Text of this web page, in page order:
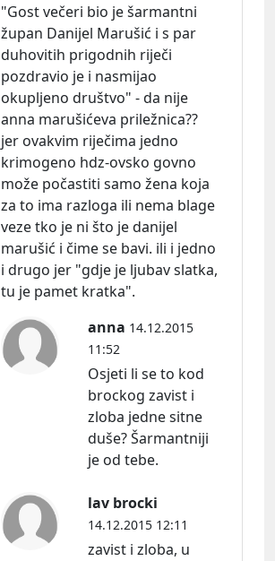
"Gost večeri bio je šarmantni
župan Danijel Marušić i s par
duhovitih prigodnih riječi
pozdravio je i nasmijao
okupljeno društvo" - da nije
anna marušićeva priležnica??
jer ovakvim riječima jedno
krimogeno hdz-ovsko govno
može počastiti samo žena koja
za to ima razloga ili nema blage
veze tko je ni što je danijel
marušić i čime se bavi. ili i jedno
i drugo jer "gdje je ljubav slatka,
tu je pamet kratka".
anna 14.12.2015
11:52
Osjeti li se to kod
brockog zavist i
zloba jedne sitne
duše? Šarmantniji
je od tebe.
lav brocki
14.12.2015 12:11
zavist i zloba, u